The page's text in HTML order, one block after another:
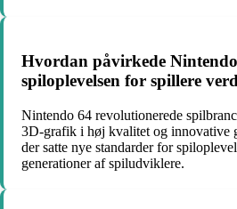
Hvordan påvirkede
spiloplevelsen for spillere
Nintendo 64 revolutionerede
3D-grafik i høj kvalitet og innovative
der satte nye standarder for
generationer af spiludviklere.